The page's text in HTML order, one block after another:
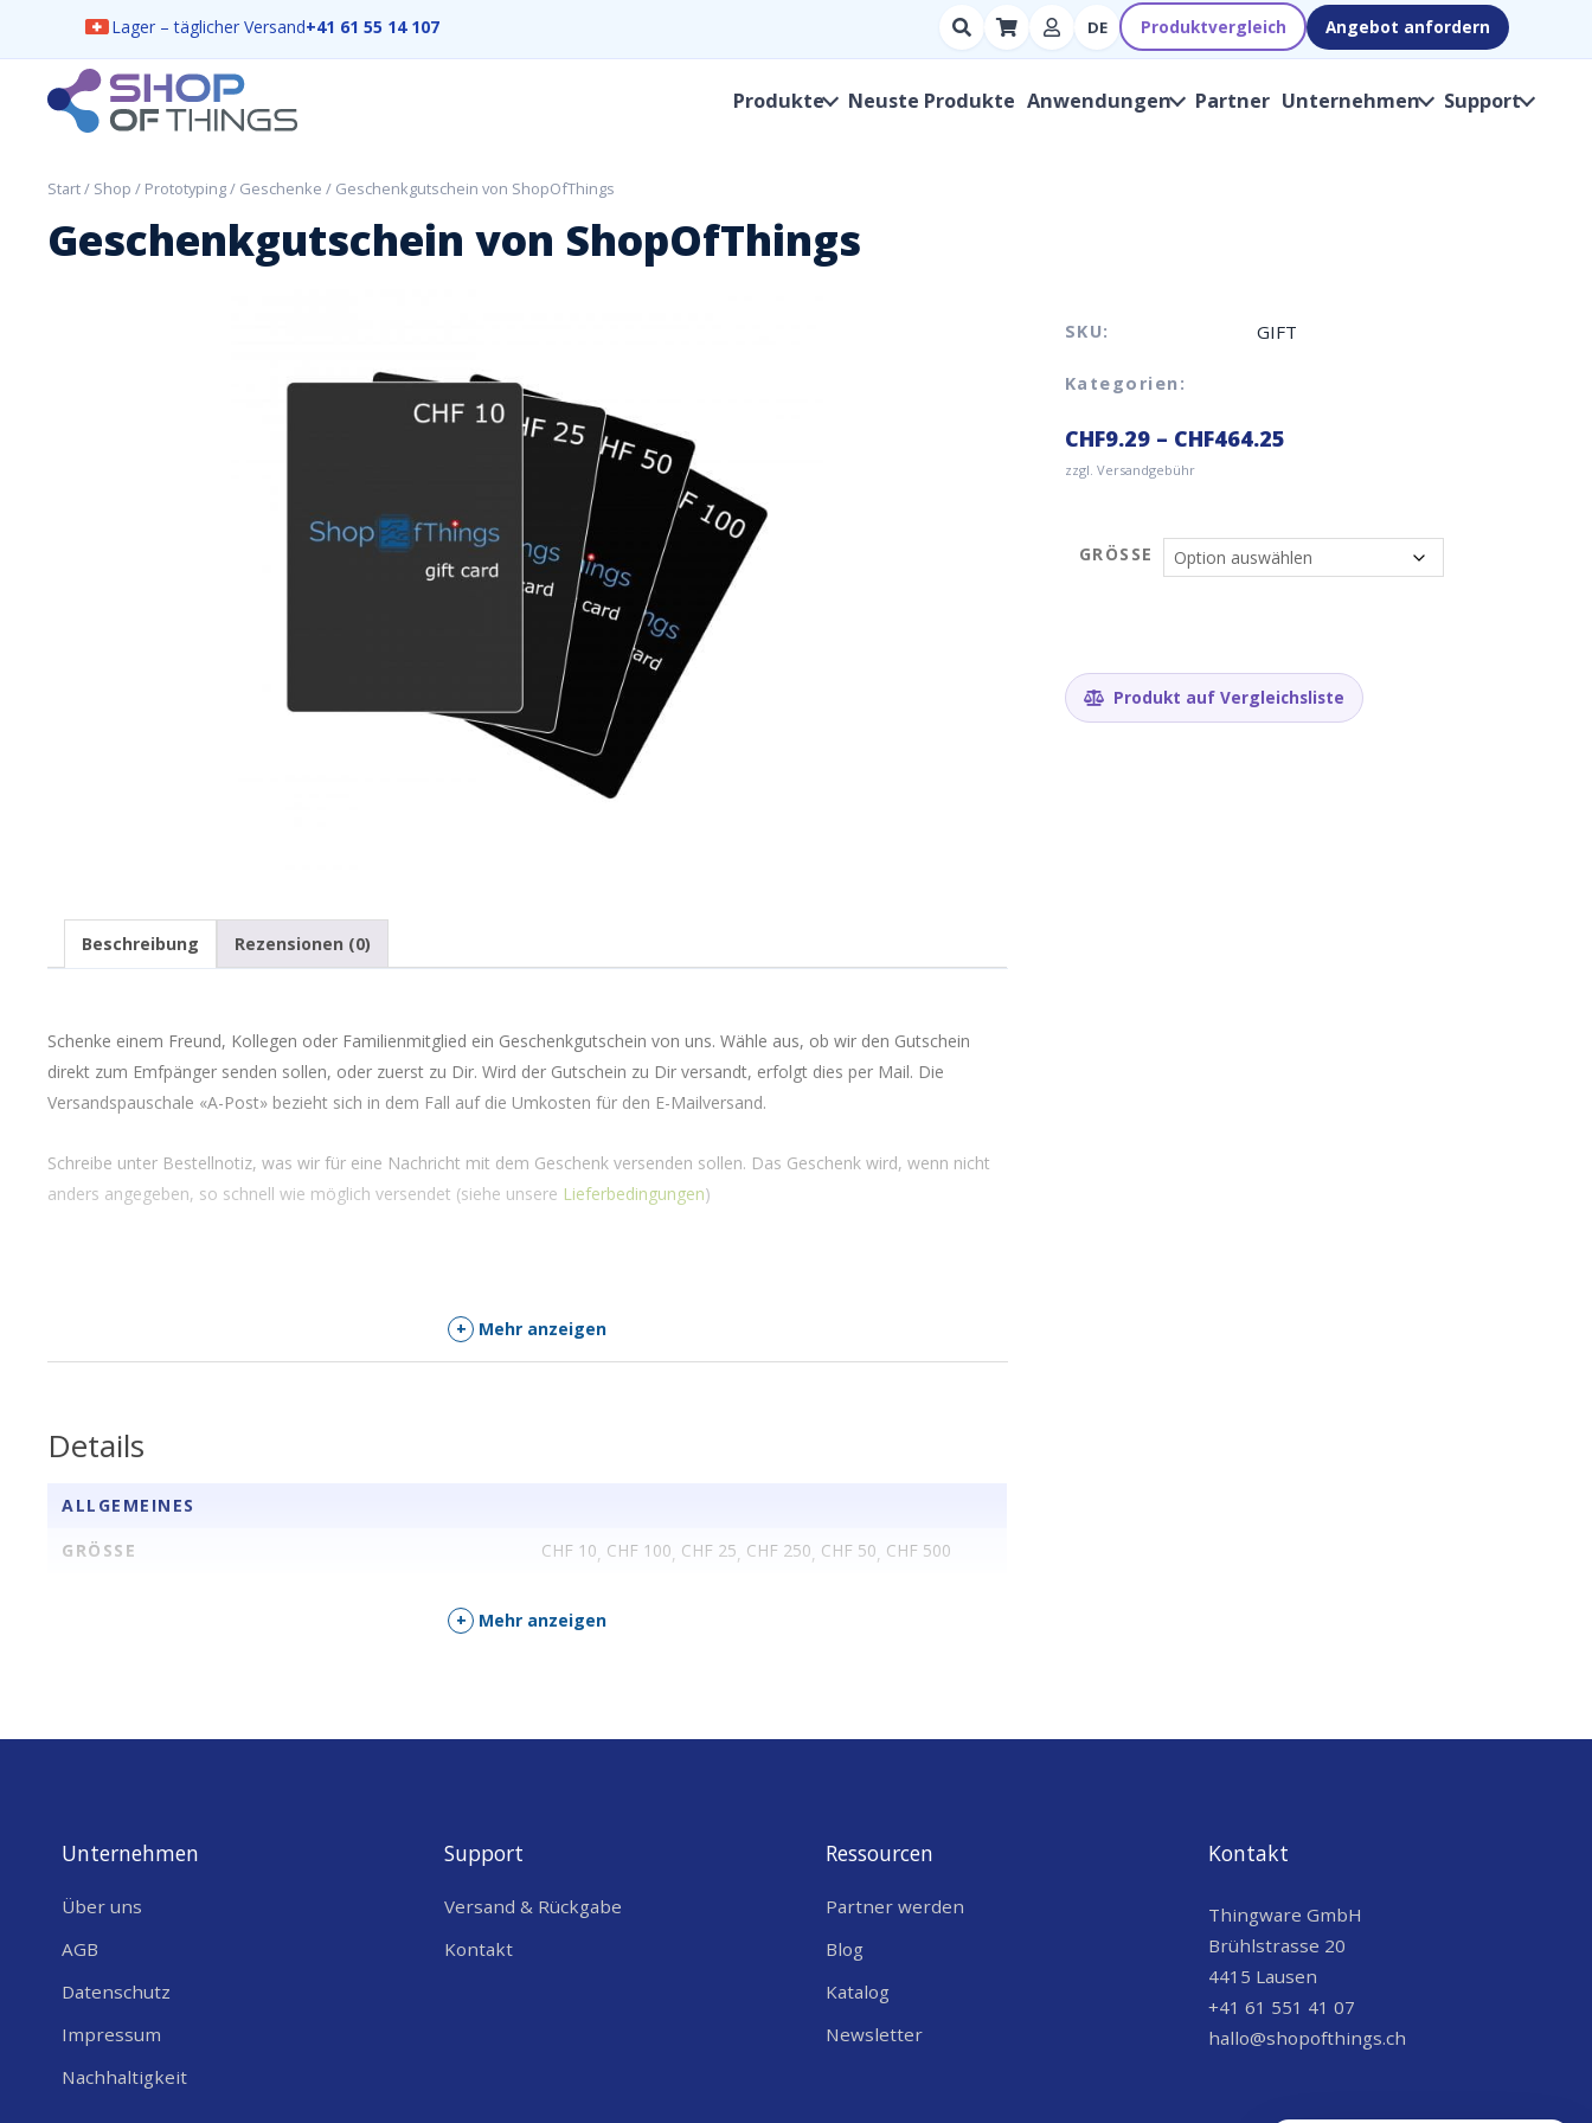
Lager – täglicher Versand+41 61 55 14 107
Suchen
nach
Hersteller,
DE Produktvergleich Angebot anfordern
ShopOfThings
Produkte Neuste Produkte Anwendungen Partner Unternehmen Support
Start/ Shop / Prototyping/ Geschenke / Geschenkgutschein von ShopOfThings
Geschenkgutschein von ShopOfThings
SKU: GIFT
Kategorien:
CHF9.29– CHF464.25
zzgl. Versandgebühr
GRÖSSE
Produkt auf Vergleichsliste
Beschreibung Rezensionen (0)
Schenke einem Freund, Kollegen oder Familienmitglied ein Geschenkgutschein von uns. Wähle aus, ob wir den Gutschein
direkt zum Emfpänger senden sollen, oder zuerst zu Dir. Wird der Gutschein zu Dir versandt, erfolgt dies per Mail. Die
Versandspauschale «A-Post» bezieht sich in dem Fall auf die Umkosten für den E-Mailversand.
Schreibe unter Bestellnotiz, was wir für eine Nachricht mit dem Geschenk versenden sollen. Das Geschenk wird, wenn nicht
anders angegeben, so schnell wie möglich versendet (siehe unsere Lieferbedingungen)
+ Mehr anzeigen
Details
ALLGEMEINES
GRÖSSE
CHF 10, CHF 100, CHF 25, CHF 250, CHF 50, CHF 500
+ Mehr anzeigen
Unternehmen
Über uns
AGB
Datenschutz
Impressum
Nachhaltigkeit
Support
Versand & Rückgabe
Kontakt
Ressourcen
Partner werden
Blog
Katalog
Newsletter
Kontakt
Thingware GmbH
Brühlstrasse 20
4415 Lausen
+41 61 551 41 07
hallo@shopofthings.ch